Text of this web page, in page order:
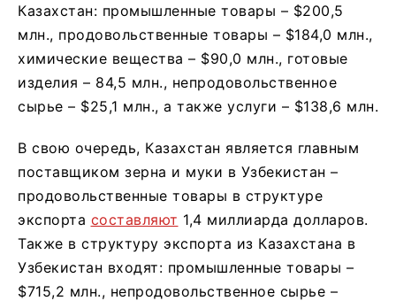
Казахстан: промышленные товары – $200,5
млн., продовольственные товары – $184,0 млн.,
химические вещества – $90,0 млн., готовые
изделия – 84,5 млн., непродовольственное
сырье – $25,1 млн., а также услуги – $138,6 млн.
В свою очередь, Казахстан является главным
поставщиком зерна и муки в Узбекистан –
продовольственные товары в структуре
экспорта составляют 1,4 миллиарда долларов.
Также в структуру экспорта из Казахстана в
Узбекистан входят: промышленные товары –
$715,2 млн., непродовольственное сырье –